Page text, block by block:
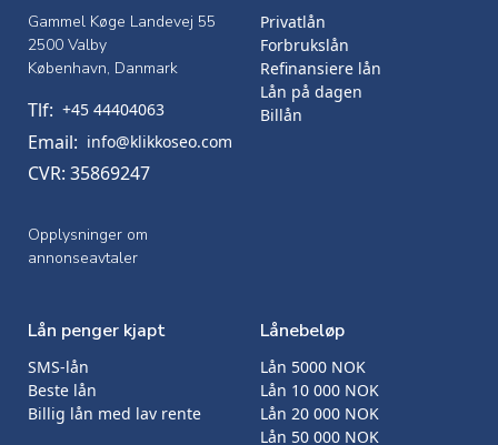
Gammel Køge Landevej 55
2500 Valby
København, Danmark
Tlf: +45 44404063
Email: info@klikkoseo.com
CVR: 35869247
Opplysninger om
annonseavtaler
Privatlån
Forbrukslån
Refinansiere lån
Lån på dagen
Billån
Lån penger kjapt
SMS-lån
Beste lån
Billig lån med lav rente
Lånebeløp
Lån 5000 NOK
Lån 10 000 NOK
Lån 20 000 NOK
Lån 50 000 NOK